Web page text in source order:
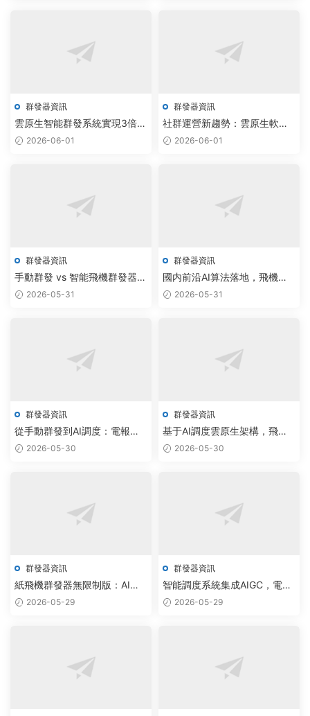
群發器資訊
雲原生智能群發系統實現3倍效
率提升，Telegram拉人軟件定
2026-06-01
群發器資訊
社群運營新趨勢：雲原生軟件
驅動飛機群發器與批量加群自
2026-06-01
群發器資訊
手動群發 vs 智能飛機群發器：
紙飛機炒群腳本如何用AI調度
2026-05-31
群發器資訊
國内前沿AI算法落地，飛機與
電報群發器實現智能調度新突
2026-05-31
群發器資訊
從手動群發到AI調度：電報批
量群發系統如何實現3倍效率提
2026-05-30
群發器資訊
基于AI調度雲原生架構，飛機
群發器與電報網頁版實現全自
2026-05-30
群發器資訊
紙飛機群發器無限制版：AI調
度實現97%精準觸達率
2026-05-29
群發器資訊
智能調度系統集成AIGC，電報
群發效率提升200%實現自動化
2026-05-29